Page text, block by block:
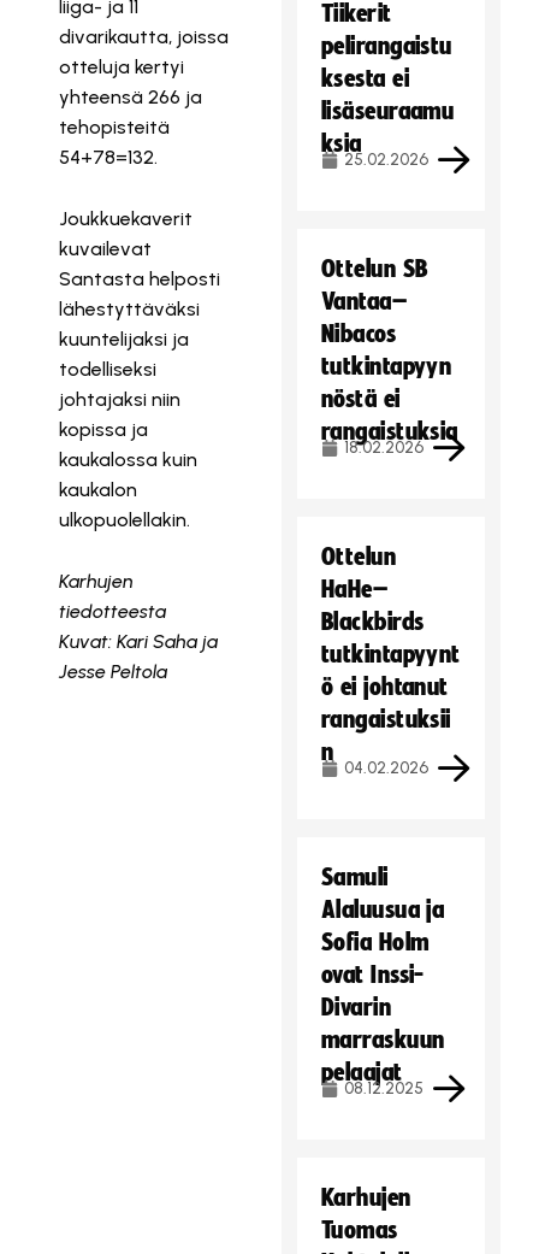
liiga- ja 11
divarikautta, joissa
otteluja kertyi
yhteensä 266 ja
tehopisteitä
54+78=132.
Joukkuekaverit
kuvailevat
Santasta helposti
lähestyttäväksi
kuuntelijaksi ja
todelliseksi
johtajaksi niin
kopissa ja
kaukalossa kuin
kaukalon
ulkopuolellakin.
Karhujen
tiedotteesta
Kuvat: Kari Saha ja
Jesse Peltola
Tiikerit
pelirangaistu
ksesta ei
lisäseuraamu
ksia
25.02.2026
Ottelun SB
Vantaa–
Nibacos
tutkintapyyn
nöstä ei
rangaistuksia
18.02.2026
Ottelun
HaHe–
Blackbirds
tutkintapyynt
ö ei johtanut
rangaistuksii
n
04.02.2026
Samuli
Alaluusua ja
Sofia Holm
ovat Inssi-
Divarin
marraskuun
pelaajat
08.12.2025
Karhujen
Tuomas